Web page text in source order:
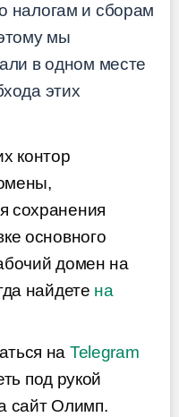
налогам и сборам
мы
в одном месте
этих
контор
сохранения
основного
домен на
найдете на
на Telegram
под рукой
сайт Олимп.